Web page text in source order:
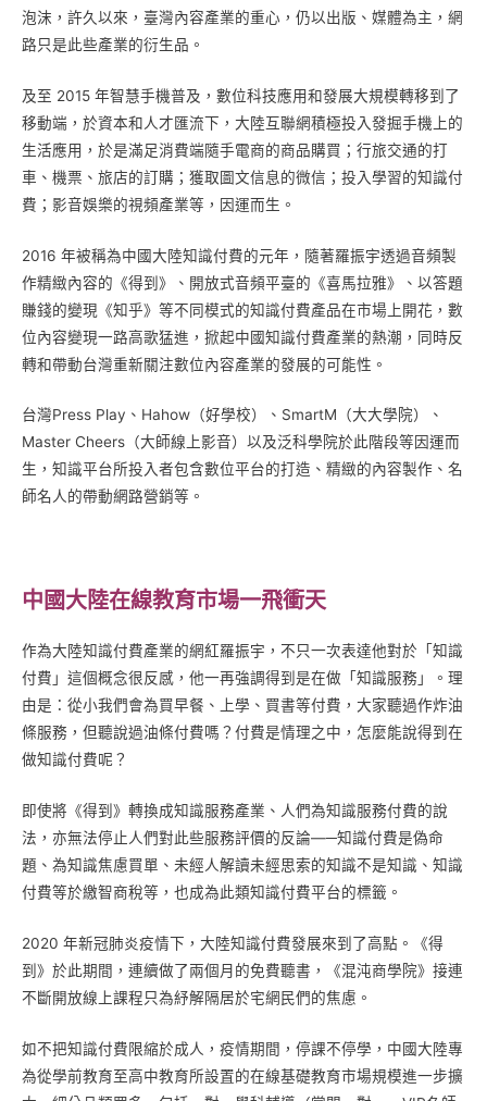
泡沫，許久以來，臺灣內容產業的重心，仍以出版、媒體為主，網
路只是此些產業的衍生品。
及至 2015 年智慧手機普及，數位科技應用和發展大規模轉移到了
移動端，於資本和人才匯流下，大陸互聯網積極投入發掘手機上的
生活應用，於是滿足消費端隨手電商的商品購買；行旅交通的打
車、機票、旅店的訂購；獲取圖文信息的微信；投入學習的知識付
費；影音娛樂的視頻產業等，因運而生。
2016 年被稱為中國大陸知識付費的元年，隨著羅振宇透過音頻製
作精緻內容的《得到》、開放式音頻平臺的《喜馬拉雅》、以答題
賺錢的變現《知乎》等不同模式的知識付費產品在市場上開花，數
位內容變現一路高歌猛進，掀起中國知識付費產業的熱潮，同時反
轉和帶動台灣重新關注數位內容產業的發展的可能性。
台灣Press Play、Hahow（好學校）、SmartM（大大學院）、
Master Cheers（大師線上影音）以及泛科學院於此階段等因運而
生，知識平台所投入者包含數位平台的打造、精緻的內容製作、名
師名人的帶動網路營銷等。
中國大陸在線教育市場一飛衝天
作為大陸知識付費產業的網紅羅振宇，不只一次表達他對於「知識
付費」這個概念很反感，他一再強調得到是在做「知識服務」。理
由是：從小我們會為買早餐、上學、買書等付費，大家聽過作炸油
條服務，但聽說過油條付費嗎？付費是情理之中，怎麼能說得到在
做知識付費呢？
即使將《得到》轉換成知識服務產業、人們為知識服務付費的說
法，亦無法停止人們對此些服務評價的反論—─知識付費是偽命
題、為知識焦慮買單、未經人解讀未經思索的知識不是知識、知識
付費等於繳智商稅等，也成為此類知識付費平台的標籤。
2020 年新冠肺炎疫情下，大陸知識付費發展來到了高點。《得
到》於此期間，連續做了兩個月的免費聽書，《混沌商學院》接連
不斷開放線上課程只為紓解隔居於宅網民們的焦慮。
如不把知識付費限縮於成人，疫情期間，停課不停學，中國大陸專
為從學前教育至高中教育所設置的在線基礎教育市場規模進一步擴